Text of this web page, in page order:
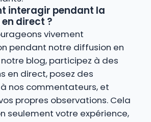
interagir pendant la
direct ?
vivement
pendant notre diffusion en
blog, participez à des
en direct, posez des
nos commentateurs, et
propres observations. Cela
seulement votre expérience,